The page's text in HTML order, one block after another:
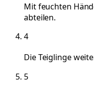
Mit feuchten
abteilen.
4
Die Teiglinge
5